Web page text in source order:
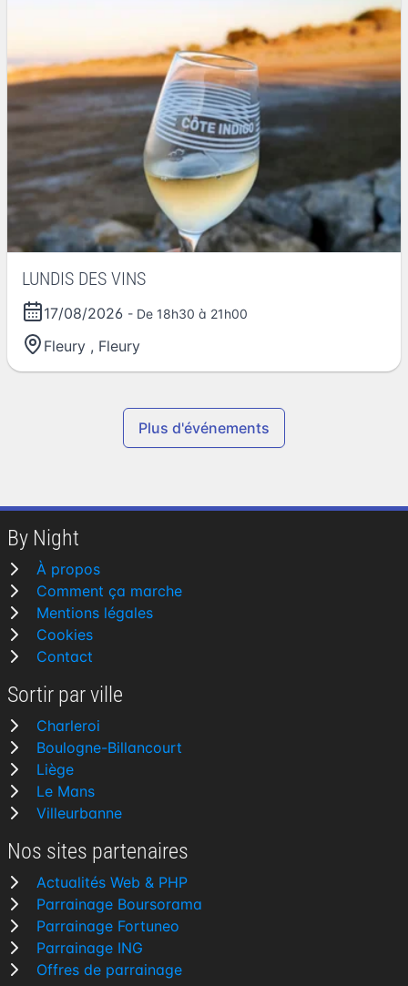
LUNDIS DES VINS
17/08/2026 - De 18h30 à 21h00
Fleury , Fleury
Plus d'événements
By Night
À propos
Comment ça marche
Mentions légales
Cookies
Contact
Sortir par ville
Charleroi
Boulogne-Billancourt
Liège
Le Mans
Villeurbanne
Nos sites partenaires
Actualités Web & PHP
Parrainage Boursorama
Parrainage Fortuneo
Parrainage ING
Offres de parrainage